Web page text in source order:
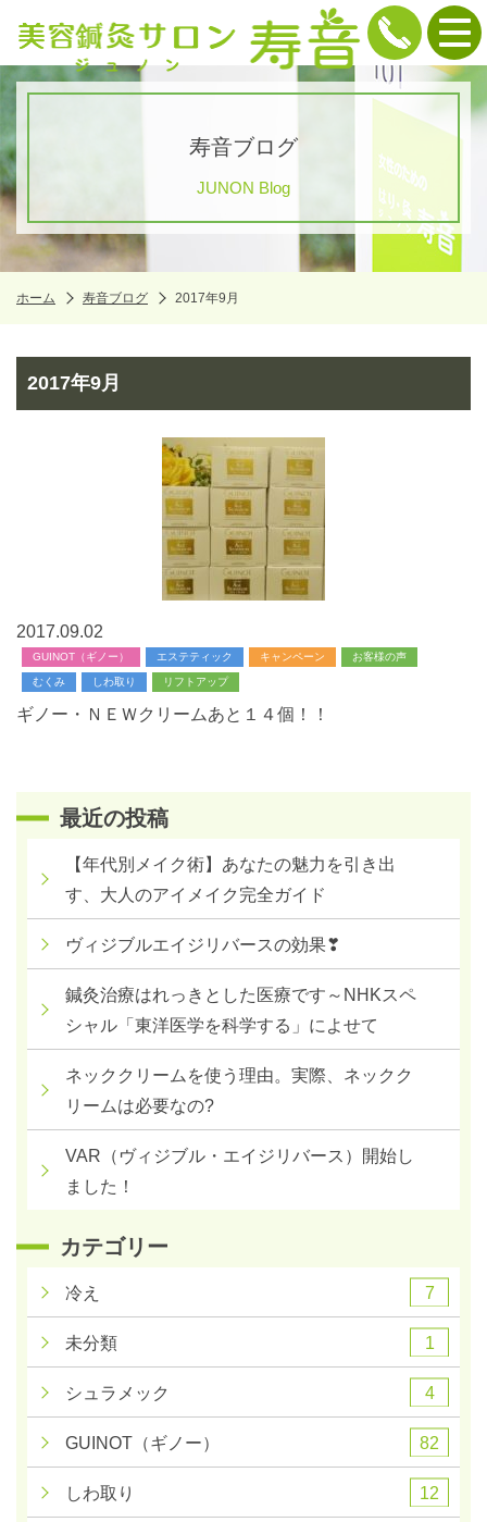
寿音ブログ
JUNON Blog
ホーム 寿音ブログ 2017年9月
2017年9月
2017.09.02
GUINOT（ギノー） エステティック キャンペーン お客様の声
むくみ しわ取り リフトアップ
ギノー・ＮＥＷクリームあと１４個！！
最近の投稿
【年代別メイク術】あなたの魅力を引き出
す、大人のアイメイク完全ガイド
ヴィジブルエイジリバースの効果❣
鍼灸治療はれっきとした医療です～NHKスペ
シャル「東洋医学を科学する」によせて
ネッククリームを使う理由。実際、ネックク
リームは必要なの?
VAR（ヴィジブル・エイジリバース）開始し
ました！
カテゴリー
冷え 7
未分類 1
シュラメック 4
GUINOT（ギノー） 82
しわ取り 12